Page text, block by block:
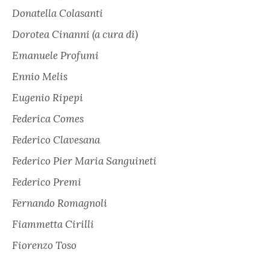
Donatella Colasanti
Dorotea Cinanni (a cura di)
Emanuele Profumi
Ennio Melis
Eugenio Ripepi
Federica Comes
Federico Clavesana
Federico Pier Maria Sanguineti
Federico Premi
Fernando Romagnoli
Fiammetta Cirilli
Fiorenzo Toso